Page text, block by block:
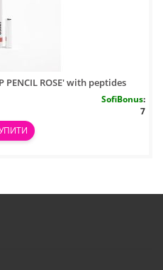
PENCIL ROSE' with peptides
SofiBonus:
7